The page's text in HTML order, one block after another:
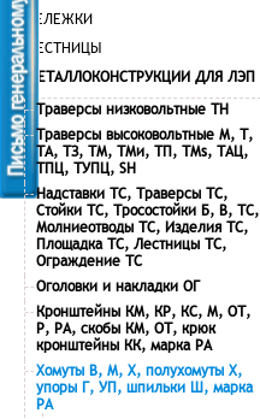
ТЕЛЕЖКИ
ЛЕСТНИЦЫ
МЕТАЛЛОКОНСТРУКЦИИ ДЛЯ ЛЭП
Траверсы низковольтные ТН
Траверсы высоковольтные М, Т,
ТА, ТЗ, ТМ, ТМи, ТП, ТМs, ТАЦ,
ТПЦ, ТУПЦ, SH
Надставки ТС, Траверсы ТС,
Стойки ТС, Тросостойки Б, В, ТС,
Молниеотводы ТС, Изделия ТС,
Площадка ТС, Лестницы ТС,
Ограждение ТС
Оголовки и накладки ОГ
Кронштейны КМ, КР, КС, М, ОТ,
Р, РА, скобы КМ, ОТ, крюк
кронштейны КК, марка РА
Хомуты В, М, Х, полухомуты Х,
упоры Г, УП, шпильки Ш, марка
РА